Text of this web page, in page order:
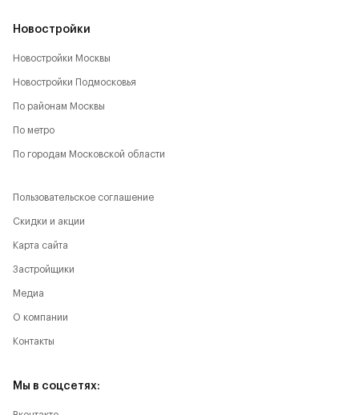
Новостройки
Новостройки Москвы
Новостройки Подмосковья
По районам Москвы
По метро
По городам Московской области
Пользовательское соглашение
Скидки и акции
Карта сайта
Застройщики
Медиа
О компании
Контакты
Мы в соцсетях: